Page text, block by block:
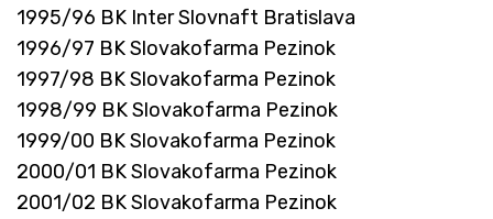
1995/96 BK Inter Slovnaft Bratislava
1996/97 BK Slovakofarma Pezinok
1997/98 BK Slovakofarma Pezinok
1998/99 BK Slovakofarma Pezinok
1999/00 BK Slovakofarma Pezinok
2000/01 BK Slovakofarma Pezinok
2001/02 BK Slovakofarma Pezinok